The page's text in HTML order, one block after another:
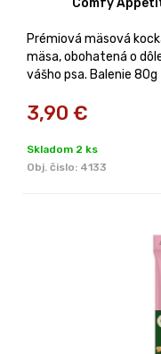
Prémiová mäsová
mäsa, obohatená o
vášho psa. Balenie 80g
3,90 €
Skladom 2 ks
Obj. čislo: 4133